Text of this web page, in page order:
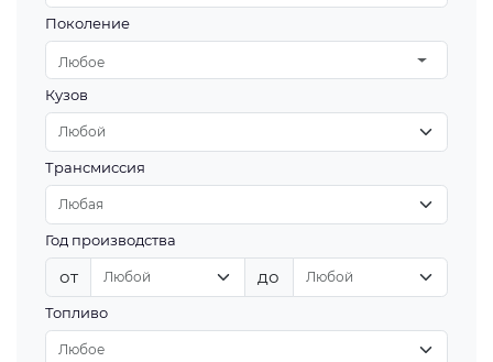
Поколение
Любое
Кузов
Трансмиссия
Год производства
от до
Топливо